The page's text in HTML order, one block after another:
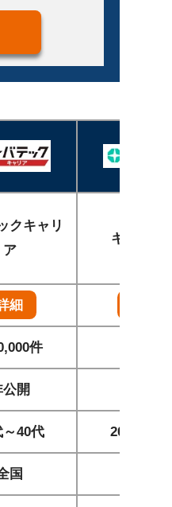
クキャリ
ア
キャリトレ
細
件
公開
～40代 20代～40代
国